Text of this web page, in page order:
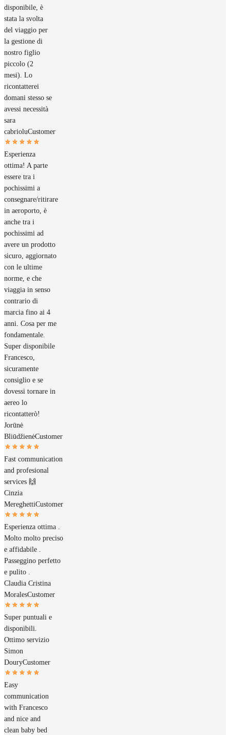
disponibile, è
stata la svolta
del viaggio per
la gestione di
nostro figlio
piccolo (2
mesi). Lo
ricontatterei
domani stesso se
avessi necessità
sara
cabrioluCustomer
Esperienza
ottima! A parte
essere tra i
pochissimi a
consegnare/ritirare
in aeroporto, è
anche tra i
pochissimi ad
avere un prodotto
sicuro, aggiornato
con le ultime
norme, e che
viaggia in senso
contrario di
marcia fino ai 4
anni. Cosa per me
fondamentale.
Super disponibile
Francesco,
sicuramente
consiglio e se
dovessi tornare in
aereo lo
ricontatterò!
Jorūnė
BliūdžienėCustomer
Fast communication
and profesional
services 🙌
Cinzia
MereghettiCustomer
Esperienza ottima .
Molto molto preciso
e affidabile .
Passeggino perfetto
e pulito .
Claudia Cristina
MoralesCustomer
Super puntuali e
disponibili.
Ottimo servizio
Simon
DouryCustomer
Easy
communication
with Francesco
and nice and
clean baby bed